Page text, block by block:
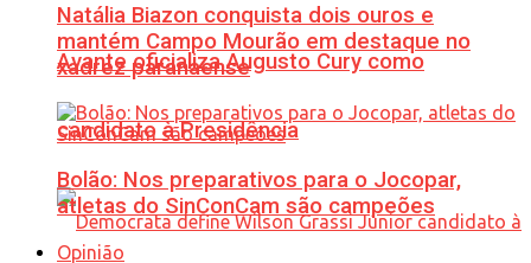
Avante oficializa Augusto Cury como
candidato à Presidência
Natália Biazon conquista dois ouros e
mantém Campo Mourão em destaque no
xadrez paranaense
Bolão: Nos preparativos para o Jocopar,
atletas do SinConCam são campeões
Opinião